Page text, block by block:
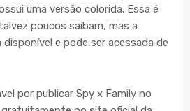
uma versão colorida. Essa é
poucos saibam, mas a
e pode ser acessada de
por publicar Spy x Family no